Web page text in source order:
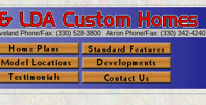
Phone/Fax: (330) 528-3800 Akron Phone/Fax: (330) 342-4240